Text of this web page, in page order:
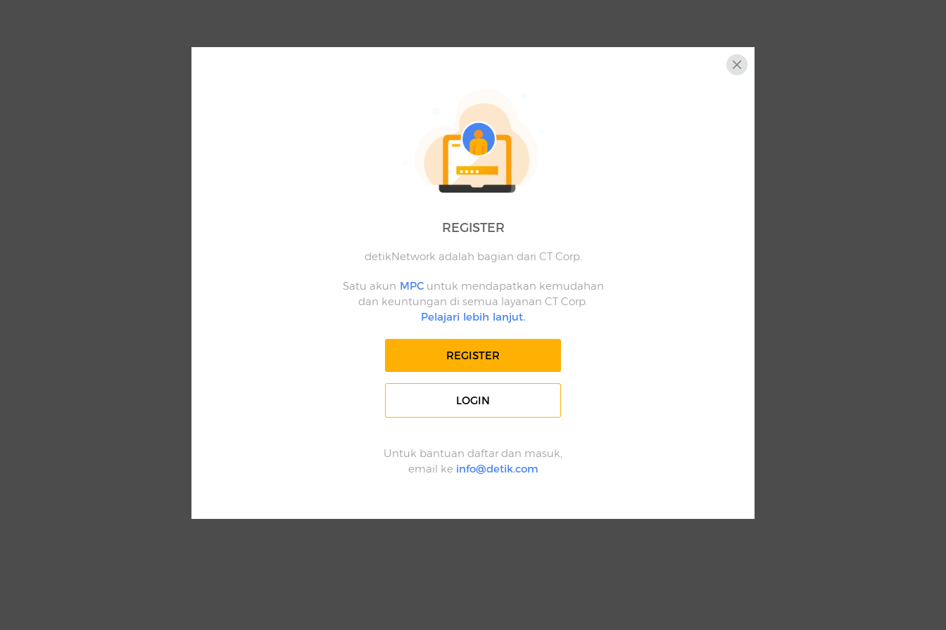
REGISTER
detikNetwork adalah bagian dari CT Corp.
Satu akun MPCuntuk mendapatkan kemudahan
dan keuntungan di semua layanan CT Corp.
Pelajari lebih lanjut.
REGISTER
LOGIN
Untuk bantuan daftar dan masuk,
email ke info@detik.com